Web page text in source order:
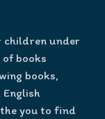
children under
of books
books,
you to find